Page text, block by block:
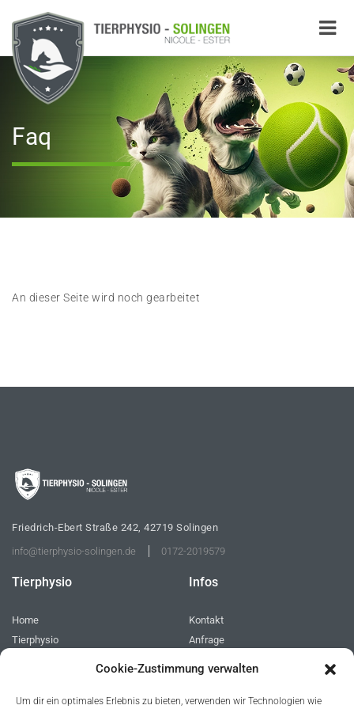
Cookie-Zustimmung verwalten
Um dir ein optimales Erlebnis zu bieten, verwenden wir Technologien wie
Faq
An dieser Seite wird noch gearbeitet
Friedrich-Ebert Straße 242, 42719 Solingen
info@tierphysio-solingen.de
0172-2019579
Tierphysio
Home
Tierphysio
Bilder
Infos
Kontakt
Anfrage
Datenschutz